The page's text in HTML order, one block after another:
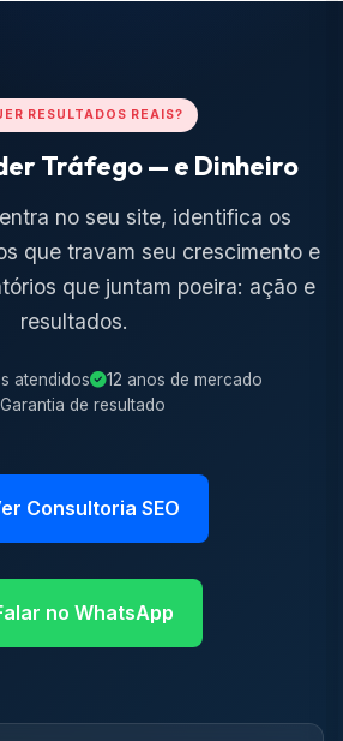
RESULTADOS REAIS?
Tráfego — e Dinheiro
no seu site, identifica os
que travam seu crescimento e
que juntam poeira: ação e
resultados.
atendidos
12 anos de mercado
Garantia de resultado
Consultoria SEO
no WhatsApp